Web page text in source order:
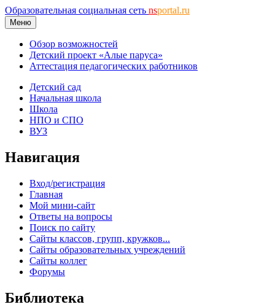
Образовательная социальная сеть nsportal.ru
Меню
Обзор возможностей
Детский проект «Алые паруса»
Аттестация педагогических работников
Детский сад
Начальная школа
Школа
НПО и СПО
ВУЗ
Навигация
Вход/регистрация
Главная
Мой мини-сайт
Ответы на вопросы
Поиск по сайту
Сайты классов, групп, кружков...
Сайты образовательных учреждений
Сайты коллег
Форумы
Библиотека